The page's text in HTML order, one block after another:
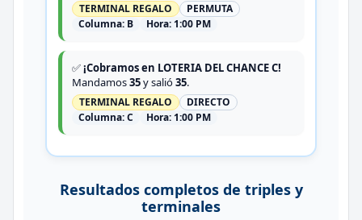
TERMINAL REGALO
PERMUTA
Columna: B Hora: 1:00 PM
✅¡Cobramos en LOTERIA DEL CHANCE C!
Mandamos35y salió35.
TERMINAL REGALO
DIRECTO
Columna:C Hora: 1:00 PM
Resultados completos de triples y
terminales